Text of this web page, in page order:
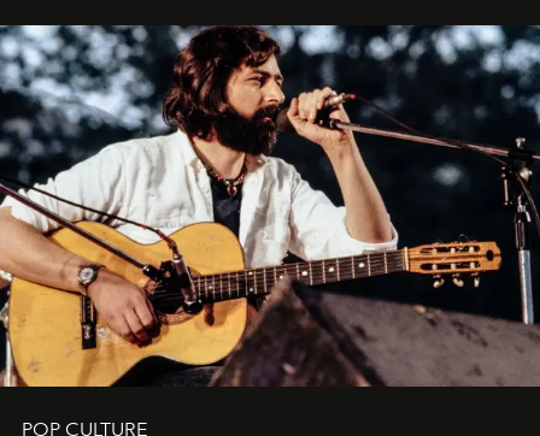
uno dei documenti più contemporanei che abbiamo.
POP CULTURE